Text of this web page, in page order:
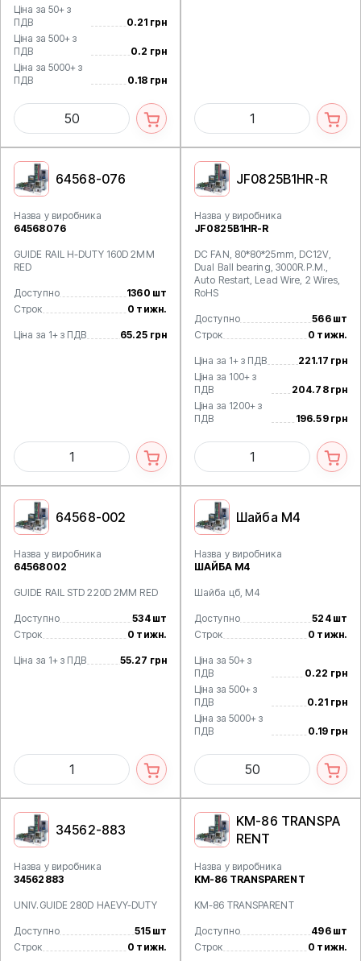
Ціна за 50+ з
ПДВ
0.21 грн
Ціна за 500+ з
ПДВ
0.2 грн
Ціна за 5000+ з
ПДВ
0.18 грн
64568-076
Назва у виробника
64568076
GUIDE RAIL H-DUTY 160D 2MM
RED
Доступно
1360 шт
Строк
0 тижн.
Ціна за 1+ з ПДВ 65.25 грн
JF0825B1HR-R
Назва у виробника
JF0825B1HR-R
DC FAN, 80*80*25mm, DC12V,
Dual Ball bearing, 3000R.P.M.,
Auto Restart, Lead Wire, 2 Wires,
RoHS
Доступно
566 шт
Строк
0 тижн.
Ціна за 1+ з ПДВ
221.17 грн
Ціна за 100+ з
ПДВ
204.78 грн
Ціна за 1200+ з
ПДВ
196.59 грн
64568-002
Назва у виробника
64568002
GUIDE RAIL STD 220D 2MM RED
Доступно
534 шт
Строк
0 тижн.
Ціна за 1+ з ПДВ 55.27 грн
Шайба М4
Назва у виробника
ШАЙБА М4
Шайба цб, М4
Доступно
524 шт
Строк
0 тижн.
Ціна за 50+ з
ПДВ
0.22 грн
Ціна за 500+ з
ПДВ
0.21 грн
Ціна за 5000+ з
ПДВ
0.19 грн
34562-883
Назва у виробника
34562883
UNIV.GUIDE 280D HAEVY-DUTY
Доступно
515 шт
Строк
0 тижн.
KM-86 TRANSPA
RENT
Назва у виробника
KM-86 TRANSPARENT
KM-86 TRANSPARENT
Доступно
496 шт
Строк
0 тижн.